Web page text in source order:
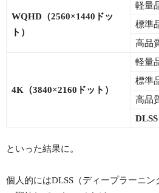
WQHD（2560×1440ドッ
ト）
軽量
標準
高品
4K（3840×2160ドット）
軽量
標準
高品
DLSS
といった結果に。
個人的にはDLSS（ディープラーニン